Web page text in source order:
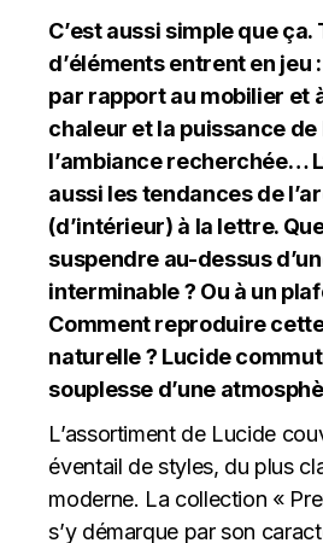
C’est aussi simple que
d’éléments entrent en jeu
par rapport au mobilier et
chaleur et la puissance de
l’ambiance recherchée…
aussi les tendances de
(d’intérieur) à la lettre.
suspendre au-dessus
interminable ? Ou à un
Comment reproduire
naturelle ? Lucide
souplesse d’une
L’assortiment de Lucide
éventail de styles, du plus
moderne. La collection «
s’y démarque par son